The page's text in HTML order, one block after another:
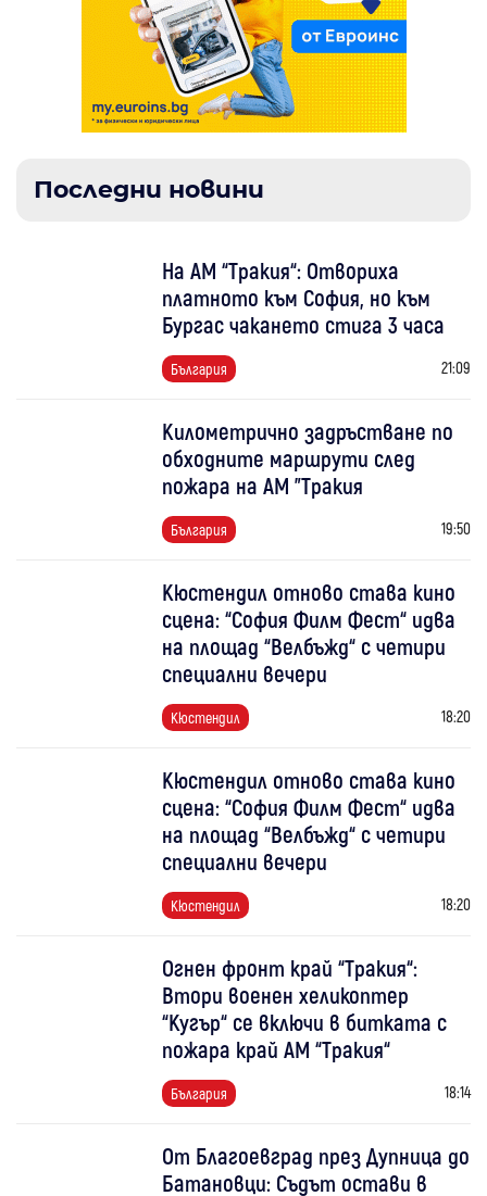
Последни новини
На АМ “Тракия“: Отвориха
платното към София, но към
Бургас чакането стига 3 часа
България 21:09
Километрично задръстване по
обходните маршрути след
пожара на АМ "Тракия
България 19:50
Кюстендил отново става кино
сцена: “София Филм Фест“ идва
на площад “Велбъжд“ с четири
специални вечери
Кюстендил 18:20
Кюстендил отново става кино
сцена: “София Филм Фест“ идва
на площад “Велбъжд“ с четири
специални вечери
Кюстендил 18:20
Огнен фронт край “Тракия“:
Втори военен хеликоптер
“Кугър“ се включи в битката с
пожара край АМ “Тракия“
България 18:14
От Благоевград през Дупница до
Батановци: Съдът остави в